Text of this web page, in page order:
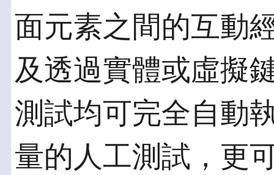
面元素之間的互動
及透過實體或虛擬
測試均可完全自動
量的人工測試，更